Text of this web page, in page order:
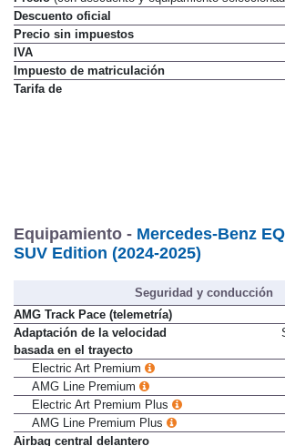
Precio(con descuento y equipamiento
Descuento oficial
Precio sin impuestos
IVA
Impuesto de matriculación
Equipamiento -Mercedes-Benz
SUV Edition (2024-2025)
Seguridad y conducción
AMG Track Pace (telemetría)
Adaptación de la velocidad
basada en el trayecto
Electric Art Premium
AMG Line Premium
Electric Art Premium Plus
AMG Line Premium Plus